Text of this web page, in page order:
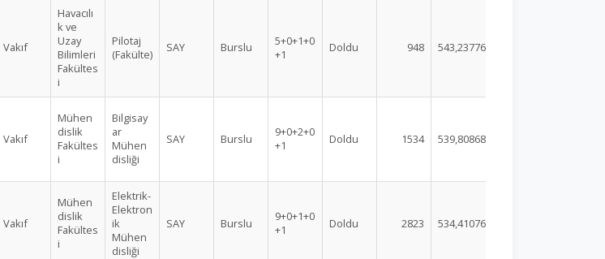
Vakıf
Havacılı
k ve
Uzay
Bilimleri
Fakültes
i
Pilotaj
(Fakülte)
SAY Burslu
5+0+1+0
+1
Doldu 948 543,23776
Vakıf
Mühen
dislik
Fakültes
i
Bilgisay
ar
Mühen
disliği
SAY Burslu
9+0+2+0
+1
Doldu 1534 539,80868
Vakıf
Mühen
dislik
Fakültes
i
Elektrik-
Elektron
ik
Mühen
disliği
SAY Burslu
9+0+1+0
+1
Doldu 2823 534,41076